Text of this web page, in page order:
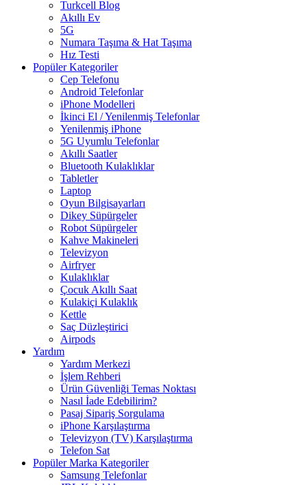
Turkcell Blog
Akıllı Ev
5G
Numara Taşıma & Hat Taşıma
Hız Testi
Popüler Kategoriler
Cep Telefonu
Android Telefonlar
iPhone Modelleri
İkinci El / Yenilenmiş Telefonlar
Yenilenmiş iPhone
5G Uyumlu Telefonlar
Akıllı Saatler
Bluetooth Kulaklıklar
Tabletler
Laptop
Oyun Bilgisayarları
Dikey Süpürgeler
Robot Süpürgeler
Kahve Makineleri
Televizyon
Airfryer
Kulaklıklar
Çocuk Akıllı Saat
Kulakiçi Kulaklık
Kettle
Saç Düzleştirici
Airpods
Yardım
Yardım Merkezi
İşlem Rehberi
Ürün Güvenliği Temas Noktası
Nasıl İade Edebilirim?
Pasaj Sipariş Sorgulama
iPhone Karşılaştırma
Televizyon (TV) Karşılaştırma
Telefon Sat
Popüler Marka Kategoriler
Samsung Telefonlar